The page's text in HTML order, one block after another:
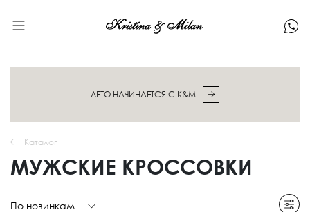
ЛЕТО НАЧИНАЕТСЯ С K&M
Каталог
МУЖСКИЕ КРОССОВКИ
По новинкам